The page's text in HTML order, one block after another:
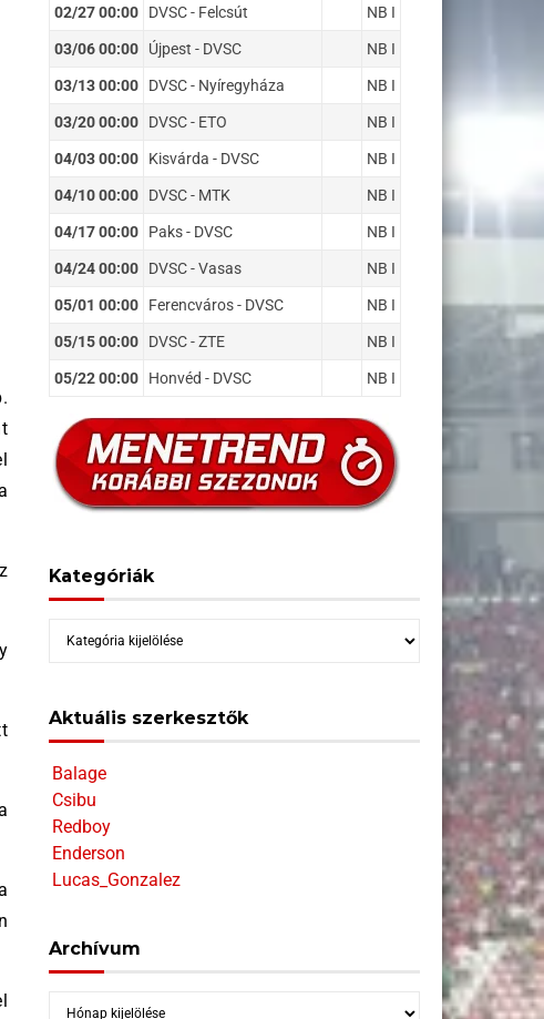
02/27 00:00 DVSC - Felcsút NB I
03/06 00:00 Újpest - DVSC NB I
03/13 00:00 DVSC - Nyíregyháza NB I
03/20 00:00 DVSC - ETO NB I
04/03 00:00 Kisvárda - DVSC NB I
04/10 00:00 DVSC - MTK NB I
04/17 00:00 Paks - DVSC NB I
04/24 00:00 DVSC - Vasas NB I
05/01 00:00 Ferencváros - DVSC NB I
05/15 00:00 DVSC - ZTE NB I
05/22 00:00 Honvéd - DVSC NB I
Kategóriák
Kategóriák
Aktuális szerkesztők
Balage
Csibu
Redboy
Enderson
Lucas_Gonzalez
Archívum
Archívum